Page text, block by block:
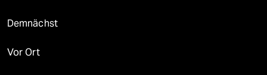
Demnächst
Vor Ort